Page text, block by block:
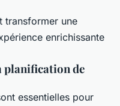
transformer une
enrichissante
planification de
essentielles pour